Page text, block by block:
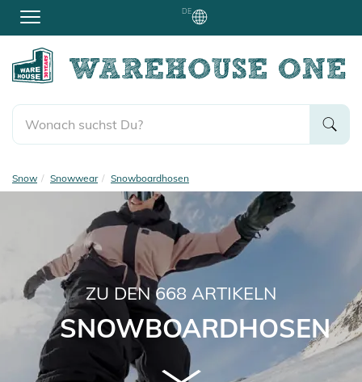
DE
Snow Snowwear Snowboardhosen
ZU DEN 668 ARTIKELN
SNOWBOARDHOSEN